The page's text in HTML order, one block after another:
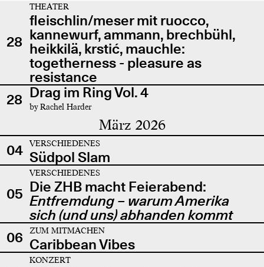
28
THEATER
fleischlin/meser mit ruocco,
kannewurf, ammann, brechbühl,
heikkilä, krstić, mauchle:
togetherness - pleasure as
resistance
28 Drag im Ring Vol. 4
by Rachel Harder
März 2026
04 VERSCHIEDENES
Südpol Slam
05
VERSCHIEDENES
Die ZHB macht Feierabend:
Entfremdung – warum Amerika
sich (und uns) abhanden kommt
06
ZUM MITMACHEN
Caribbean Vibes
KONZERT